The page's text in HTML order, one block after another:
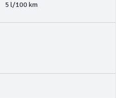
5 l/100 km